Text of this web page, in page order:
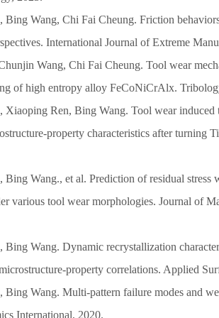
Wang, Chi Fai Cheung. Friction
International Journal of Extreme
Wang, Chi Fai Cheung. Tool wear
of high entropy alloy FeCoNiCrAlx.
Ren, Bing Wang. Tool wear induced
property characteristics after turning
Wang., et al. Prediction of residual stress
various tool wear morphologies. Journal of
Wang. Dynamic recrystallization
property correlations. Applied
Wang. Multi-pattern failure modes and
International, 2020.